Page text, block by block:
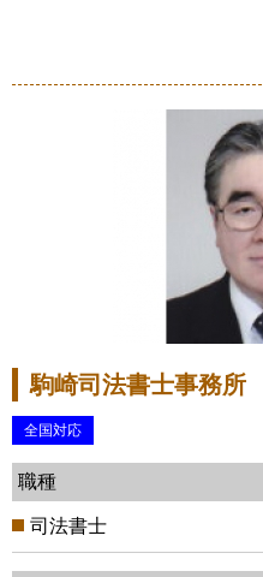
駒崎司法書士事務所
全国対応
職種
司法書士